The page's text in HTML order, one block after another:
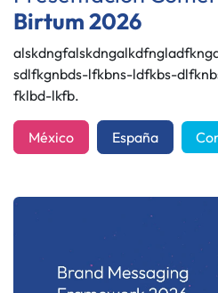
Birtum 2026
sdlfkgnbds-lfkbns-ldfkbs-
fklbd-lkfb.
México España